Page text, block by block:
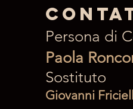
Persona di
Paola
Sostituto
Giovanni